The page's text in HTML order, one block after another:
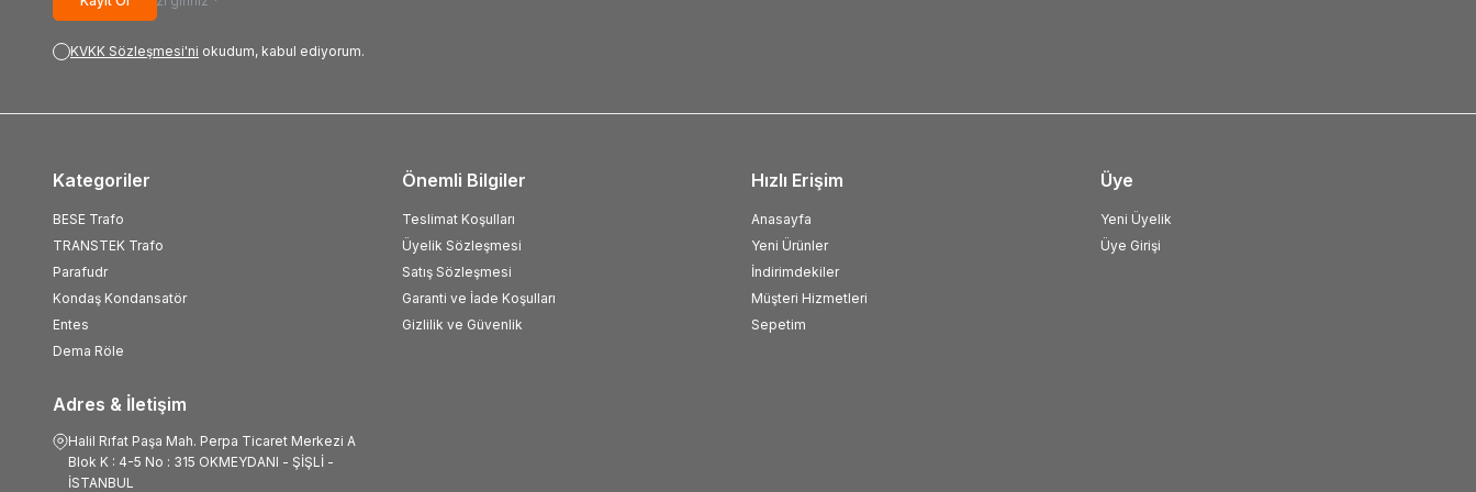
KVKK Sözleşmesi'ni okudum, kabul ediyorum.
Adres & İletişim
Halil Rıfat Paşa Mah. Perpa Ticaret Merkezi A
Blok K : 4-5 No : 315 OKMEYDANI - ŞİŞLİ -
İSTANBUL
Kategoriler
BESE Trafo
TRANSTEK Trafo
Parafudr
Kondaş Kondansatör
Entes
Dema Röle
Önemli Bilgiler
Teslimat Koşulları
Üyelik Sözleşmesi
Satış Sözleşmesi
Garanti ve İade Koşulları
Gizlilik ve Güvenlik
Hızlı Erişim
Anasayfa
Yeni Ürünler
İndirimdekiler
Müşteri Hizmetleri
Sepetim
Üye
Yeni Üyelik
Üye Girişi